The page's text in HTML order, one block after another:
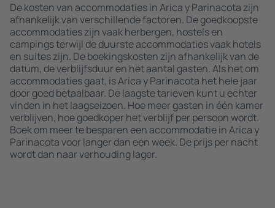
De kosten van accommodaties in Arica y Parinacota zijn
afhankelijk van verschillende factoren. De goedkoopste
accommodaties zijn vaak herbergen, hostels en
campings terwijl de duurste accommodaties vaak hotels
en suites zijn. De boekingskosten zijn afhankelijk van de
datum, de verblijfsduur en het aantal gasten. Als het om
accommodaties gaat, is Arica y Parinacota het hele jaar
door goed betaalbaar. De laagste tarieven kunt u echter
vinden in het laagseizoen. Hoe meer gasten in één kamer
verblijven, hoe goedkoper het verblijf per persoon wordt.
Boek om meer te besparen een accommodatie in Arica y
Parinacota voor langer dan een week. De prijs per nacht
wordt dan naar verhouding lager.